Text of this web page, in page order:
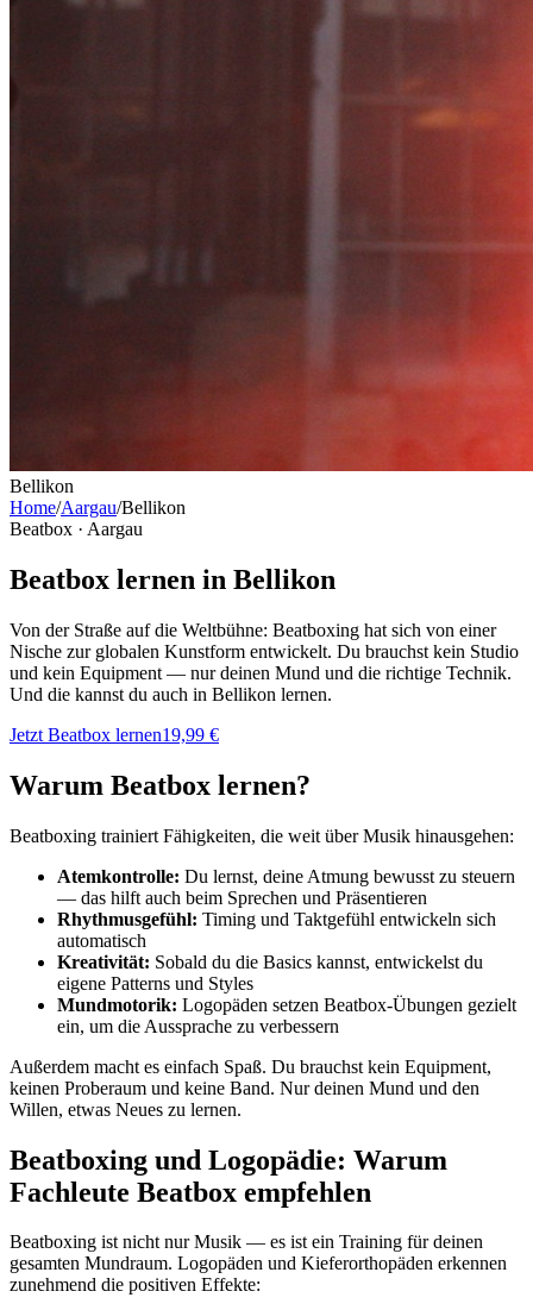
Bellikon
Home/Aargau/Bellikon
Beatbox · Aargau
Beatbox lernen in Bellikon
Von der Straße auf die Weltbühne: Beatboxing hat sich von einer
Nische zur globalen Kunstform entwickelt. Du brauchst kein Studio
und kein Equipment — nur deinen Mund und die richtige Technik.
Und die kannst du auch in Bellikon lernen.
Jetzt Beatbox lernen19,99 €
Warum Beatbox lernen?
Beatboxing trainiert Fähigkeiten, die weit über Musik hinausgehen:
Atemkontrolle: Du lernst, deine Atmung bewusst zu steuern
— das hilft auch beim Sprechen und Präsentieren
Rhythmusgefühl: Timing und Taktgefühl entwickeln sich
automatisch
Kreativität: Sobald du die Basics kannst, entwickelst du
eigene Patterns und Styles
Mundmotorik: Logopäden setzen Beatbox-Übungen gezielt
ein, um die Aussprache zu verbessern
Außerdem macht es einfach Spaß. Du brauchst kein Equipment,
keinen Proberaum und keine Band. Nur deinen Mund und den
Willen, etwas Neues zu lernen.
Beatboxing und Logopädie: Warum
Fachleute Beatbox empfehlen
Beatboxing ist nicht nur Musik — es ist ein Training für deinen
gesamten Mundraum. Logopäden und Kieferorthopäden erkennen
zunehmend die positiven Effekte: